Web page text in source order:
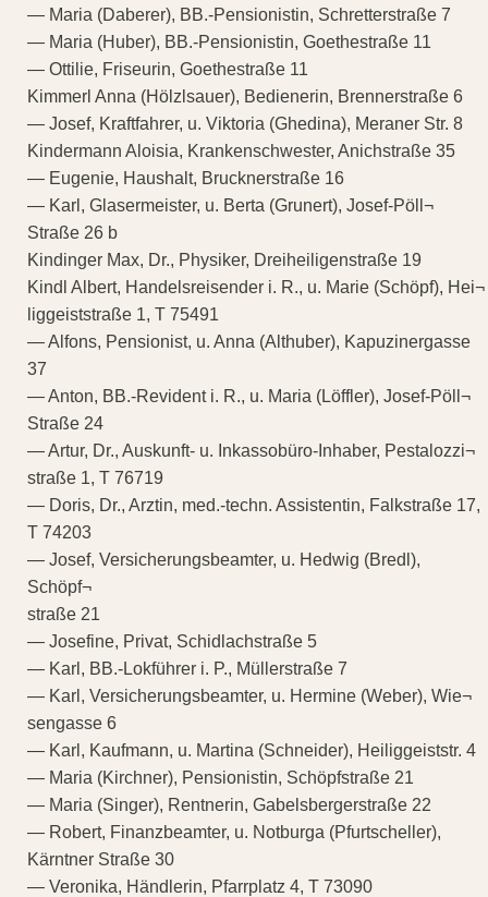
— Maria (Daberer), BB.-Pensionistin, Schretterstraße 7
— Maria (Huber), BB.-Pensionistin, Goethestraße 11
— Ottilie, Friseurin, Goethestraße 11
Kimmerl Anna (Hölzlsauer), Bedienerin, Brennerstraße 6
— Josef, Kraftfahrer, u. Viktoria (Ghedina), Meraner Str. 8
Kindermann Aloisia, Krankenschwester, Anichstraße 35
— Eugenie, Haushalt, Brucknerstraße 16
— Karl, Glasermeister, u. Berta (Grunert), Josef-Pöll¬
Straße 26 b
Kindinger Max, Dr., Physiker, Dreiheiligenstraße 19
Kindl Albert, Handelsreisender i. R., u. Marie (Schöpf), Hei¬
liggeiststraße 1, T 75491
— Alfons, Pensionist, u. Anna (Althuber), Kapuzinergasse
37
— Anton, BB.-Revident i. R., u. Maria (Löffler), Josef-Pöll¬
Straße 24
— Artur, Dr., Auskunft- u. Inkassobüro-Inhaber, Pestalozzi¬
straße 1, T 76719
— Doris, Dr., Arztin, med.-techn. Assistentin, Falkstraße 17,
T 74203
— Josef, Versicherungsbeamter, u. Hedwig (Bredl),
Schöpf¬
straße 21
— Josefine, Privat, Schidlachstraße 5
— Karl, BB.-Lokführer i. P., Müllerstraße 7
— Karl, Versicherungsbeamter, u. Hermine (Weber), Wie¬
sengasse 6
— Karl, Kaufmann, u. Martina (Schneider), Heiliggeiststr. 4
— Maria (Kirchner), Pensionistin, Schöpfstraße 21
— Maria (Singer), Rentnerin, Gabelsbergerstraße 22
— Robert, Finanzbeamter, u. Notburga (Pfurtscheller),
Kärntner Straße 30
— Veronika, Händlerin, Pfarrplatz 4, T 73090